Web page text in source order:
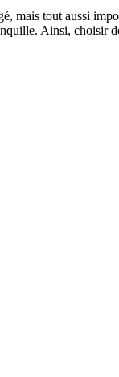
mais tout aussi
Ainsi, choisir